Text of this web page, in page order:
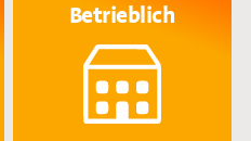
Betrieblich